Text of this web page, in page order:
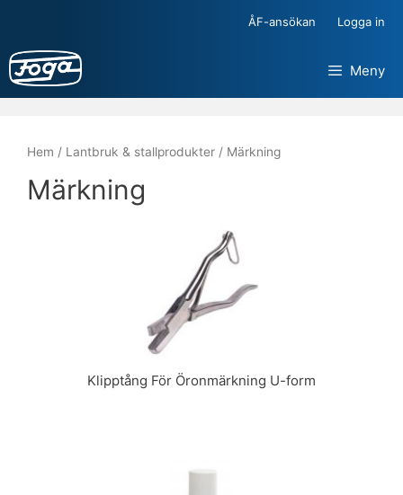
innehåll
ÅF-ansökan Logga in
Meny
Hem / Lantbruk & stallprodukter / Märkning
Märkning
Klipptång För Öronmärkning U-form